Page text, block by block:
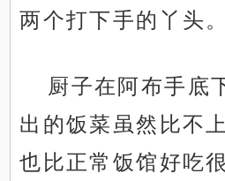
两个打下手的丫头。
厨子在阿布手底
出的饭菜虽然比不
也比正常饭馆好吃